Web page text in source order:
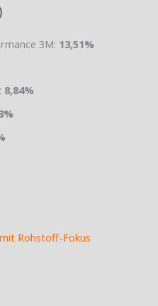
3M: 13,51%
8,84%
mit Rohstoff-Fokus